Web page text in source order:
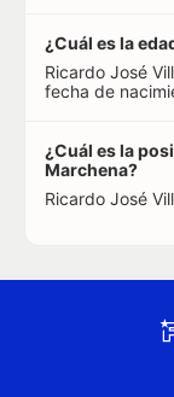
¿Cuál es la
Ricardo José
fecha de
¿Cuál es la
Marchena?
Ricardo José